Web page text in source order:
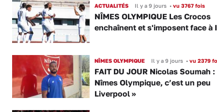
ACTUALITÉS Il y a 9 jours •vu 3767 fois
NÎMES OLYMPIQUE Les Crocos
enchaînent et s'imposent face à
NÎMES OLYMPIQUE Il y a 9 jours •vu 2379
FAIT DU JOUR Nicolas Soumah :
Nîmes Olympique, c’est un peu
Liverpool »